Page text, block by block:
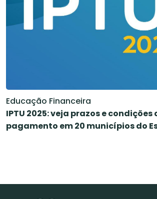
Educação Financeira
IPTU 2025: veja prazos e condições
pagamento em 20 municípios do